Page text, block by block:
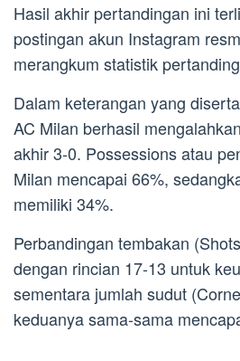
Hasil akhir pertandingan ini
postingan akun Instagram
merangkum statistik
Dalam keterangan yang
AC Milan berhasil
akhir 3-0. Possessions atau
Milan mencapai 66%,
memiliki 34%.
Perbandingan tembakan
dengan rincian 17-13 untuk
sementara jumlah sudut
keduanya sama-sama